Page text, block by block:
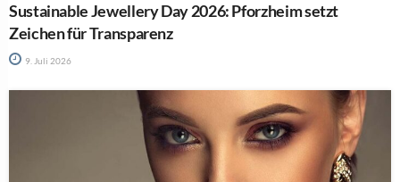
Sustainable Jewellery Day 2026: Pforzheim setzt
Zeichen für Transparenz
9. Juli 2026